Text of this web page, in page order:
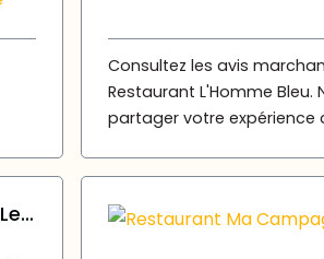
Consultez les avis
Restaurant L'Homme Bleu.
partager votre expérience
Restaurant Le Sawa